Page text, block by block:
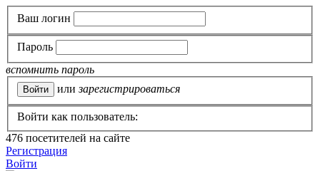
Ваш логин
Пароль
вспомнить пароль
или зарегистрироваться
Войти как пользователь:
476 посетителей на сайте
Регистрация
Войти